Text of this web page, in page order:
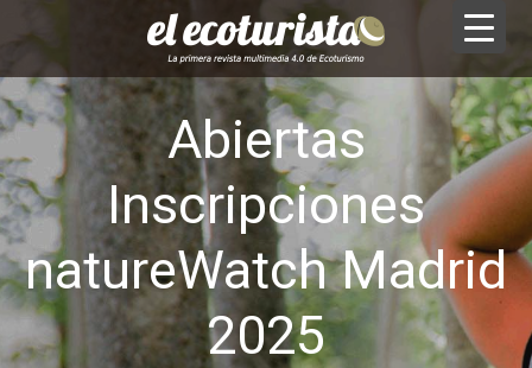
Abiertas
Inscripciones
natureWatch Madrid
2025